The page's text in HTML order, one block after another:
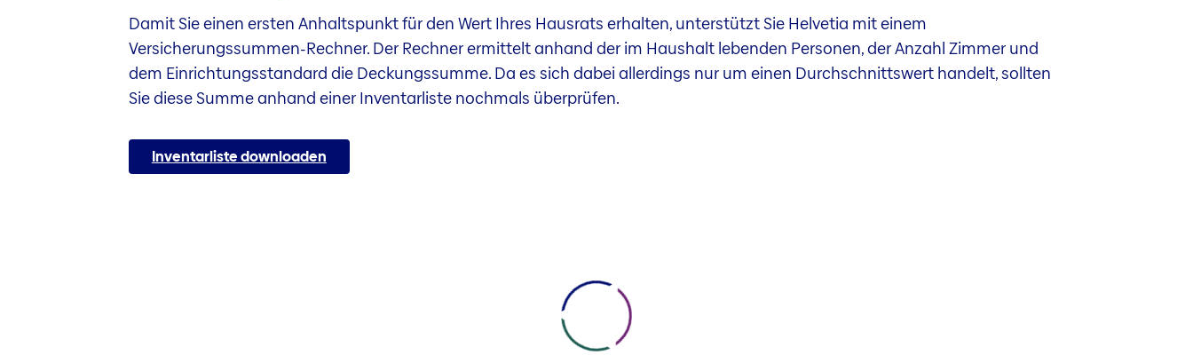
Damit Sie einen ersten Anhaltspunkt für den Wert Ihres Hausrats erhalten, unterstützt Sie Helvetia mit einem
Versicherungssummen-Rechner. Der Rechner ermittelt anhand der im Haushalt lebenden Personen, der Anzahl Zimmer und
dem Einrichtungsstandard die Deckungssumme. Da es sich dabei allerdings nur um einen Durchschnittswert handelt, sollten
Sie diese Summe anhand einer Inventarliste nochmals überprüfen.
Inventarliste downloaden